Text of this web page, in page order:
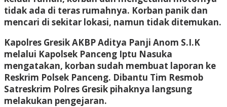
tidak ada di teras rumahnya. Korban panik dan
mencari di sekitar lokasi, namun tidak ditemukan.
Kapolres Gresik AKBP Aditya Panji Anom S.I.K
melalui Kapolsek Panceng Iptu Nasuka
mengatakan, korban sudah membuat laporan ke
Reskrim Polsek Panceng. Dibantu Tim Resmob
Satreskrim Polres Gresik pihaknya langsung
melakukan pengejaran.